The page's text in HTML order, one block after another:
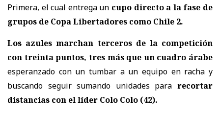
Primera, el cual entrega un cupo directo a la fase de
grupos de Copa Libertadores como Chile 2.
Los azules marchan terceros de la competición
con treinta puntos, tres más que un cuadro árabe
esperanzado con un tumbar a un equipo en racha y
buscando seguir sumando unidades para recortar
distancias con el líder Colo Colo (42).